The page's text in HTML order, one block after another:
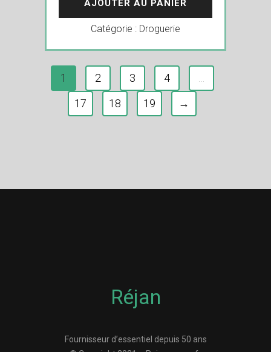
AJOUTER AU PANIER
Catégorie : Droguerie
1 2 3 4
17
18 19 →
Réjan
Fournisseur d’essentiel depuis 50 ans